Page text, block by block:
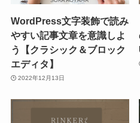
WordPress文字装飾で読み
やすい記事文章を意識しよ
う【クラシック＆ブロック
エディタ】
2022年12月13日